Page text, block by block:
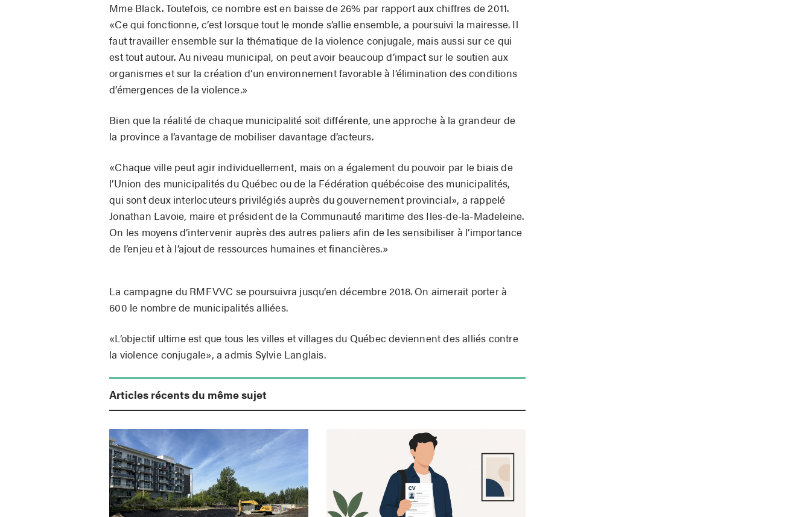
Mme Black. Toutefois, ce nombre est en baisse de 26% par rapport aux chiffres de 2011.
«Ce qui fonctionne, c’est lorsque tout le monde s’allie ensemble, a poursuivi la mairesse. Il
faut travailler ensemble sur la thématique de la violence conjugale, mais aussi sur ce qui
est tout autour. Au niveau municipal, on peut avoir beaucoup d’impact sur le soutien aux
organismes et sur la création d’un environnement favorable à l’élimination des conditions
d’émergences de la violence.»
Bien que la réalité de chaque municipalité soit différente, une approche à la grandeur de
la province a l’avantage de mobiliser davantage d’acteurs.
«Chaque ville peut agir individuellement, mais on a également du pouvoir par le biais de
l’Union des municipalités du Québec ou de la Fédération québécoise des municipalités,
qui sont deux interlocuteurs privilégiés auprès du gouvernement provincial», a rappelé
Jonathan Lavoie, maire et président de la Communauté maritime des Iles-de-la-Madeleine.
On les moyens d’intervenir auprès des autres paliers afin de les sensibiliser à l’importance
de l’enjeu et à l’ajout de ressources humaines et financières.»
La campagne du RMFVVC se poursuivra jusqu’en décembre 2018. On aimerait porter à
600 le nombre de municipalités alliées.
«L’objectif ultime est que tous les villes et villages du Québec deviennent des alliés contre
la violence conjugale», a admis Sylvie Langlais.
Articles récents du même sujet